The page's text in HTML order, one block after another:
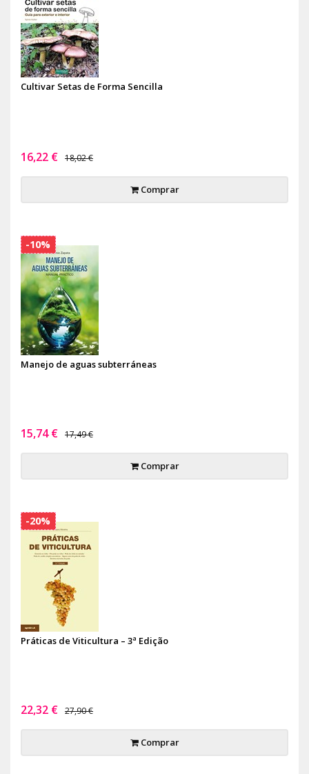
Cultivar Setas de Forma Sencilla
16,22 € 18,02 €
Comprar
Manejo de aguas subterráneas
15,74 € 17,49 €
Comprar
-10%
Práticas de Viticultura – 3ª Edição
22,32 € 27,90 €
Comprar
-20%